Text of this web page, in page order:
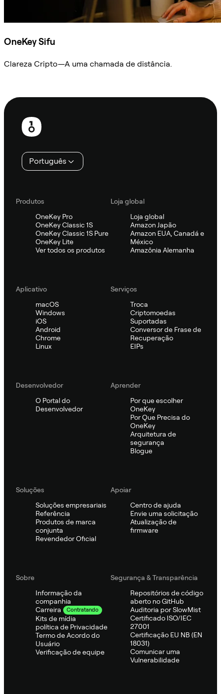
OneKey Sifu
Clareza Cripto—A uma chamada de distância.
Rodapé
Português
Produtos
OneKey Pro
OneKey Classic 1S
OneKey Classic 1S Pure
OneKey Lite
Ver todos os produtos
Loja global
Loja global
Amazon Japão
Amazon EUA, Canadá e
México
Amazônia Alemanha
Aplicativo
macOS
Windows
iOS
Android
Chrome
Linux
Serviços
Troca
Criptomoedas
Suportadas
Conversor de Frase de
Recuperação
EIPs
Desenvolvedor
O Portal do
Desenvolvedor
Aprender
Por que escolher
OneKey
Por Que Precisa do
OneKey
Arquitetura de
segurança
Blogue
Soluções
Soluções empresariais
Referência
Produtos de marca
conjunta
Revendedor Oficial
Apoiar
Centro de ajuda
Envie uma solicitação
Atualização de
firmware
Sobre
Informação da
companhia
Carreira
Contratando
Kits de mídia
política de Privacidade
Termo de Acordo do
Usuário
Verificação de equipe
Segurança & Transparência
Repositórios de código
aberto no GitHub
Auditoria por SlowMist
Certificado ISO/IEC
27001
Certificação EU NB (EN
18031)
Comunicar uma
Vulnerabilidade